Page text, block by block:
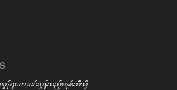
ရကောင်ေးမွန်သည့်စနစ်ဆီသို့